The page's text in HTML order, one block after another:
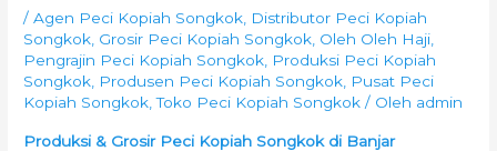
/Agen Peci Kopiah Songkok Distributor Peci Kopiah
Songkok Grosir Peci Kopiah Songkok Oleh Oleh Haji
Pengrajin Peci Kopiah Songkok Produksi Peci Kopiah
Songkok Produsen Peci Kopiah Songkok Pusat Peci
Kopiah Songkok ,Toko Peci Kopiah Songkok / Oleh admin
Produksi & Grosir Peci Kopiah Songkok di Banjar